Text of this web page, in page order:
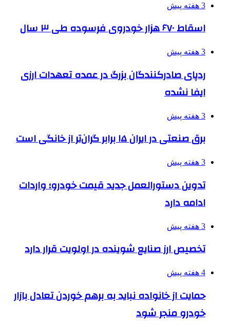
3 هفته پیش
اسقاط ۶۷۰ هزار خودروی فرسوده طی ۳ سال
3 هفته پیش
ردپای صادرکنندگان بزرگ در عمده تعهدات ارزی
ایفا نشده
3 هفته پیش
برق صنعتی در ایران ۱۵ برابر گران‌تر از خانگی است
3 هفته پیش
تدوین دستورالعمل جدید قیمت خودرو؛ واردات
ادامه دارد
3 هفته پیش
تخصیص ارز صنایع شوینده در اولویت قرار دارد
4 هفته پیش
حمایت از خانواده نباید به برهم خوردن تعادل بازار
خودرو منجر شود